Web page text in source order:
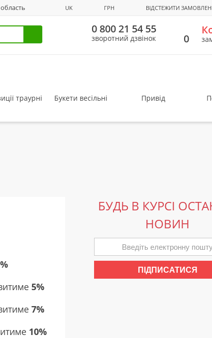
область UK ГРН ВІДСТЕЖИТИ
0 800 21 54 55
зворотний дзвінок 0
траурні Букети весільні Привід
5%
7%
10%
БУДЬ В КУРСІ
НОВИН